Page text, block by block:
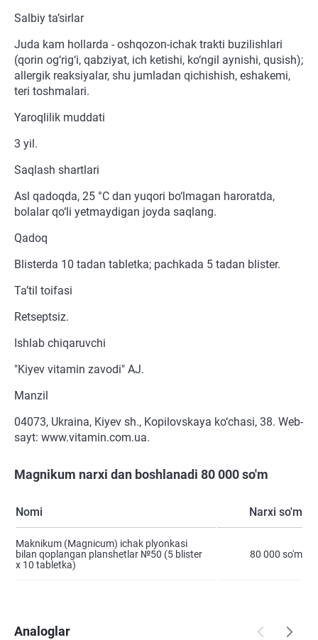
Salbiy ta’sirlar
Juda kam hollarda - oshqozon-ichak trakti buzilishlari
(qorin og‘rig‘i, qabziyat, ich ketishi, ko‘ngil aynishi, qusish);
allergik reaksiyalar, shu jumladan qichishish, eshakemi,
teri toshmalari.
Yaroqlilik muddati
3 yil.
Saqlash shartlari
Asl qadoqda, 25 °C dan yuqori bo‘lmagan haroratda,
bolalar qo‘li yetmaydigan joyda saqlang.
Qadoq
Blisterda 10 tadan tabletka; pachkada 5 tadan blister.
Ta’til toifasi
Retseptsiz.
Ishlab chiqaruvchi
"Kiyev vitamin zavodi" AJ.
Manzil
04073, Ukraina, Kiyev sh., Kopilovskaya ko‘chasi, 38. Web-
sayt: www.vitamin.com.ua.
Magnikum narxi dan boshlanadi 80 000 so'm
Nomi Narxi so'm
Maknikum (Magnicum) ichak plyonkasi
bilan qoplangan planshetlar №50 (5 blister
х 10 tabletka)
80 000 so'm
Analoglar